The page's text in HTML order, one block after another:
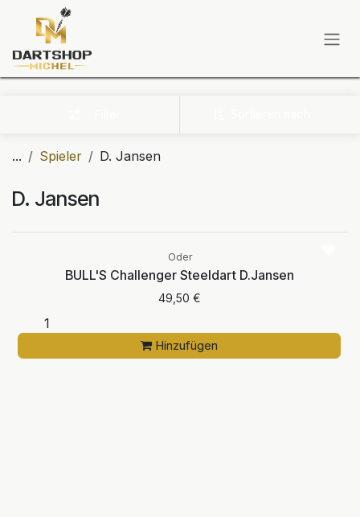
Zum Inhalt springen
... Spieler D. Jansen
D. Jansen
Oder
BULL'S Challenger Steeldart D.Jansen
49,50 €
Hinzufügen